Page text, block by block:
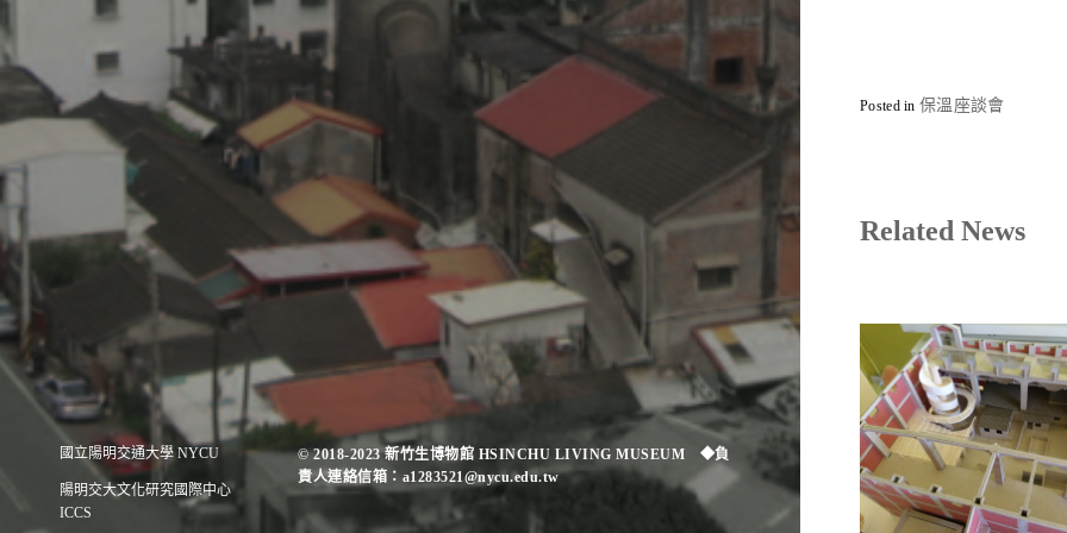
Posted in 保溫座談會
Related News
國立陽明交通大學 NYCU
陽明交大文化研究國際中心
ICCS
© 2018-2023 新竹生博物館 HSINCHU LIVING MUSEUM ◆負
責人連絡信箱：a1283521@nycu.edu.tw